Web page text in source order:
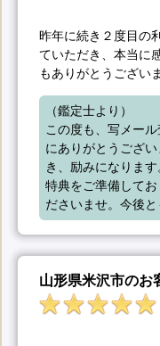
昨年に続き２度目の
ていただき、本当に
もありがとうござい
（鑑定士より）
この度も、写メー
にありがとうござ
き、励みになりま
特典をご準備して
ださいませ。今後と
山形県米沢市のお